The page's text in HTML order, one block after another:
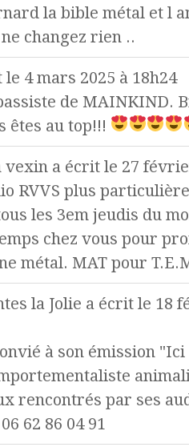
la bible métal et l
changez rien ..
le 4 mars 2025 à 18h24
de MAINKIND.
êtes au top!!!
vexin a écrit le 27
RVVS plus
les 3em jeudis du
chez vous pour
métal. MAT pour
la Jolie a écrit le 18
à son émission
rencontrés par ses
62 86 04 91